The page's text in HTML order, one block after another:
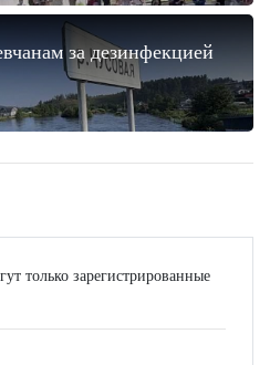
за дезинфекцией
только зарегистрированные